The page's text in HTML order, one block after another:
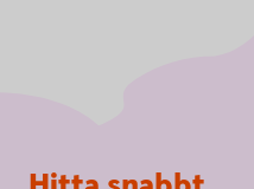
Sidfot